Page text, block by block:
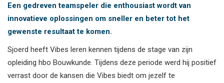
Een gedreven teamspeler die enthousiast wordt van
innovatieve oplossingen om sneller en beter tot het
gewenste resultaat te komen.
Sjoerd heeft Vibes leren kennen tijdens de stage van zijn
opleiding hbo Bouwkunde. Tijdens deze periode werd hij positief
verrast door de kansen die Vibes biedt om jezelf te